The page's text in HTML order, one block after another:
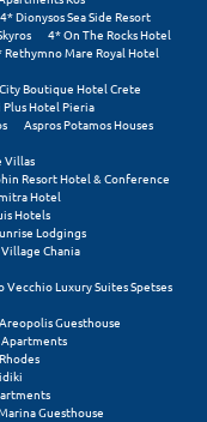
4* Dionysos Sea Side Resort
4* On The Rocks Hotel
Rethymno Mare Royal Hotel
Boutique Hotel Crete
Hotel Pieria
Aspros Potamos Houses
Villas
Resort Hotel & Conference
Hotel
Hotels
Lodgings
Chania
Vecchio Luxury Suites Spetses
Guesthouse
Apartments
Guesthouse